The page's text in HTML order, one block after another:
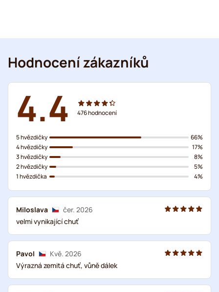
Hodnocení zákazníků
4.4 476hodnocení
5 hvězdičky
4 hvězdičky
3 hvězdičky
2 hvězdičky
1 hvězdička
66%
17%
8%
5%
4%
Miloslava
čer. 2026
velmi vynikající chuť
Pavol
Kvě. 2026
Výrazná zemitá chuť, vůně dálek